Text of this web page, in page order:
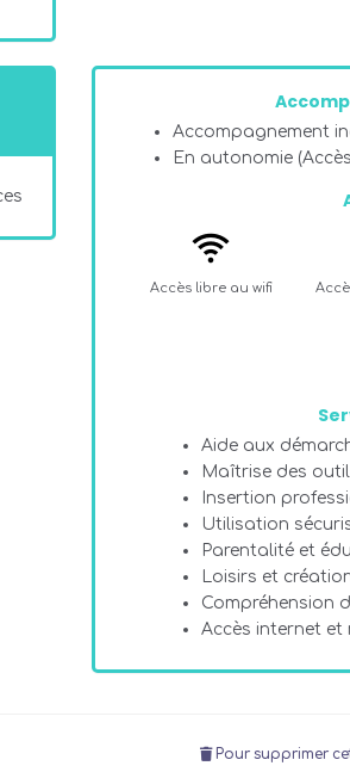
Accompagnement
En autonomie
Accès libre au wifi
Aide aux
Maîtrise des
Insertion
Utilisation
Parentalité et
Loisirs et
Compréhension
Accès internet
Pour supprimer